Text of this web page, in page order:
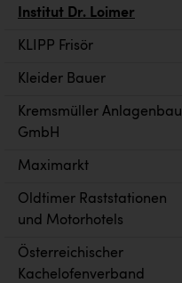
Institut Dr. Loimer
KLIPP Frisör
Kleider Bauer
Kremsmüller Anlagenbau
GmbH
Maximarkt
Oldtimer Raststationen
und Motorhotels
Österreichischer
Kachelofenverband